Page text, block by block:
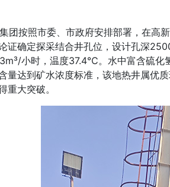
团按照市委、市政府安排部署，在高
证确定探采结合井孔位，设计孔深
小时，温度37.4℃。水中富含硫化
量达到矿水浓度标准，该地热井属优
重大突破。